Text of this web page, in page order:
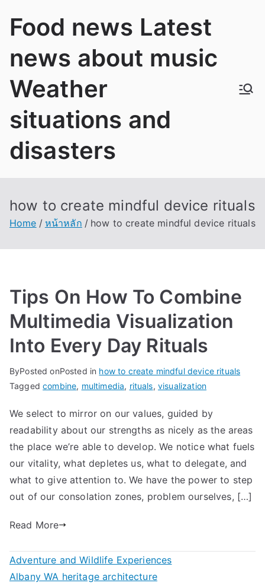
Food news Latest
news about music
Weather
situations and
disasters
how to create mindful device rituals
Home หน้าหลัก how to create mindful device rituals
Tips On How To Combine
Multimedia Visualization
Into Every Day Rituals
ByPosted onPosted in how to create mindful device rituals
Taggedcombine, multimedia, rituals, visualization
We select to mirror on our values, guided by
readability about our strengths as nicely as the areas
the place we’re able to develop. We notice what fuels
our vitality, what depletes us, what to delegate, and
what to give attention to. We have the power to step
out of our consolation zones, problem ourselves, […]
Read More
Adventure and Wildlife Experiences
Albany WA heritage architecture